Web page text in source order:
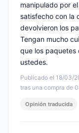
Publicado el 18/03/
tras una compra de
manipulado por
satisfecho con la
devolvieron los
Tengan mucho
que los paquetes
ustedes.
Opinión traducida